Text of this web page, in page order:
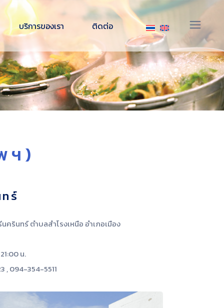
บริการของเรา
จัดเลี้ยงนอกสถานที่
อาหารแช่แข็ง พร้อมปรุง
ติดต่อ
จัดเลี้ยงนอกสถานที่
อาหารแช่แข็ง พร้อมปรุง
สินค้าของเรา
สิ่งอำนวยความสะดวกภายในร้าน
ฯ)
ร์
ครินทร์ ตำบลสำโรงเหนือ อำเภอเมือง
น.
, 094-354-5511